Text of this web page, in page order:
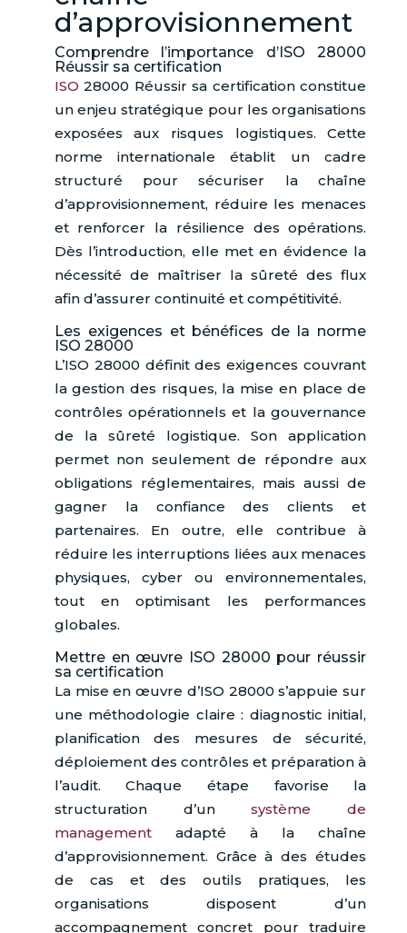
d’approvisionnement
Comprendre l’importance d’ISO 28000
Réussir sa certification
ISO 28000 Réussir sa certification constitue
un enjeu stratégique pour les organisations
exposées aux risques logistiques. Cette
norme internationale établit un cadre
structuré pour sécuriser la chaîne
d’approvisionnement, réduire les menaces
et renforcer la résilience des opérations.
Dès l’introduction, elle met en évidence la
nécessité de maîtriser la sûreté des flux
afin d’assurer continuité et compétitivité.
Les exigences et bénéfices de la norme
ISO 28000
L’ISO 28000 définit des exigences couvrant
la gestion des risques, la mise en place de
contrôles opérationnels et la gouvernance
de la sûreté logistique. Son application
permet non seulement de répondre aux
obligations réglementaires, mais aussi de
gagner la confiance des clients et
partenaires. En outre, elle contribue à
réduire les interruptions liées aux menaces
physiques, cyber ou environnementales,
tout en optimisant les performances
globales.
Mettre en œuvre ISO 28000 pour réussir
sa certification
La mise en œuvre d’ISO 28000 s’appuie sur
une méthodologie claire : diagnostic initial,
planification des mesures de sécurité,
déploiement des contrôles et préparation à
l’audit. Chaque étape favorise la
structuration d’unsystème de
managementadapté à la chaîne
d’approvisionnement. Grâce à des études
de cas et des outils pratiques, les
organisations disposent d’un
accompagnement concret pour traduire